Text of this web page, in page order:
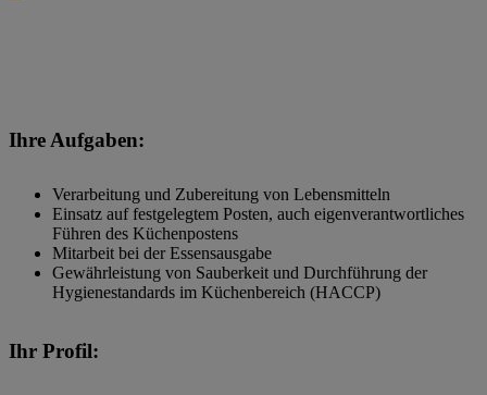
Ihre Aufgaben:
Verarbeitung und Zubereitung von Lebensmitteln
Einsatz auf festgelegtem Posten, auch eigenverantwortliches
Führen des Küchenpostens
Mitarbeit bei der Essensausgabe
Gewährleistung von Sauberkeit und Durchführung der
Hygienestandards im Küchenbereich (HACCP)
Ihr Profil: